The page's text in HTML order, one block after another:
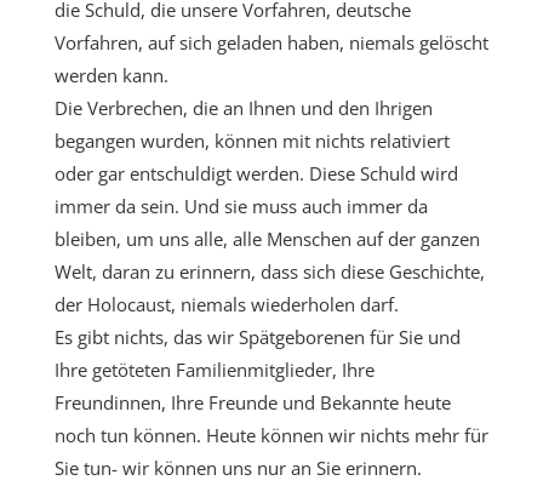
die Schuld, die unsere Vorfahren, deutsche
Vorfahren, auf sich geladen haben, niemals gelöscht
werden kann.
Die Verbrechen, die an Ihnen und den Ihrigen
begangen wurden, können mit nichts relativiert
oder gar entschuldigt werden. Diese Schuld wird
immer da sein. Und sie muss auch immer da
bleiben, um uns alle, alle Menschen auf der ganzen
Welt, daran zu erinnern, dass sich diese Geschichte,
der Holocaust, niemals wiederholen darf.
Es gibt nichts, das wir Spätgeborenen für Sie und
Ihre getöteten Familienmitglieder, Ihre
Freundinnen, Ihre Freunde und Bekannte heute
noch tun können. Heute können wir nichts mehr für
Sie tun- wir können uns nur an Sie erinnern.